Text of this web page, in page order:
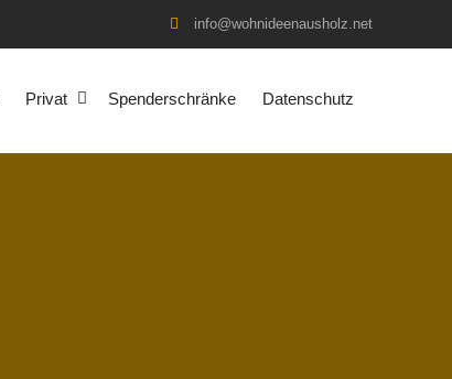
info@wohnideenausholz.net
Privat Spenderschränke Datenschutz